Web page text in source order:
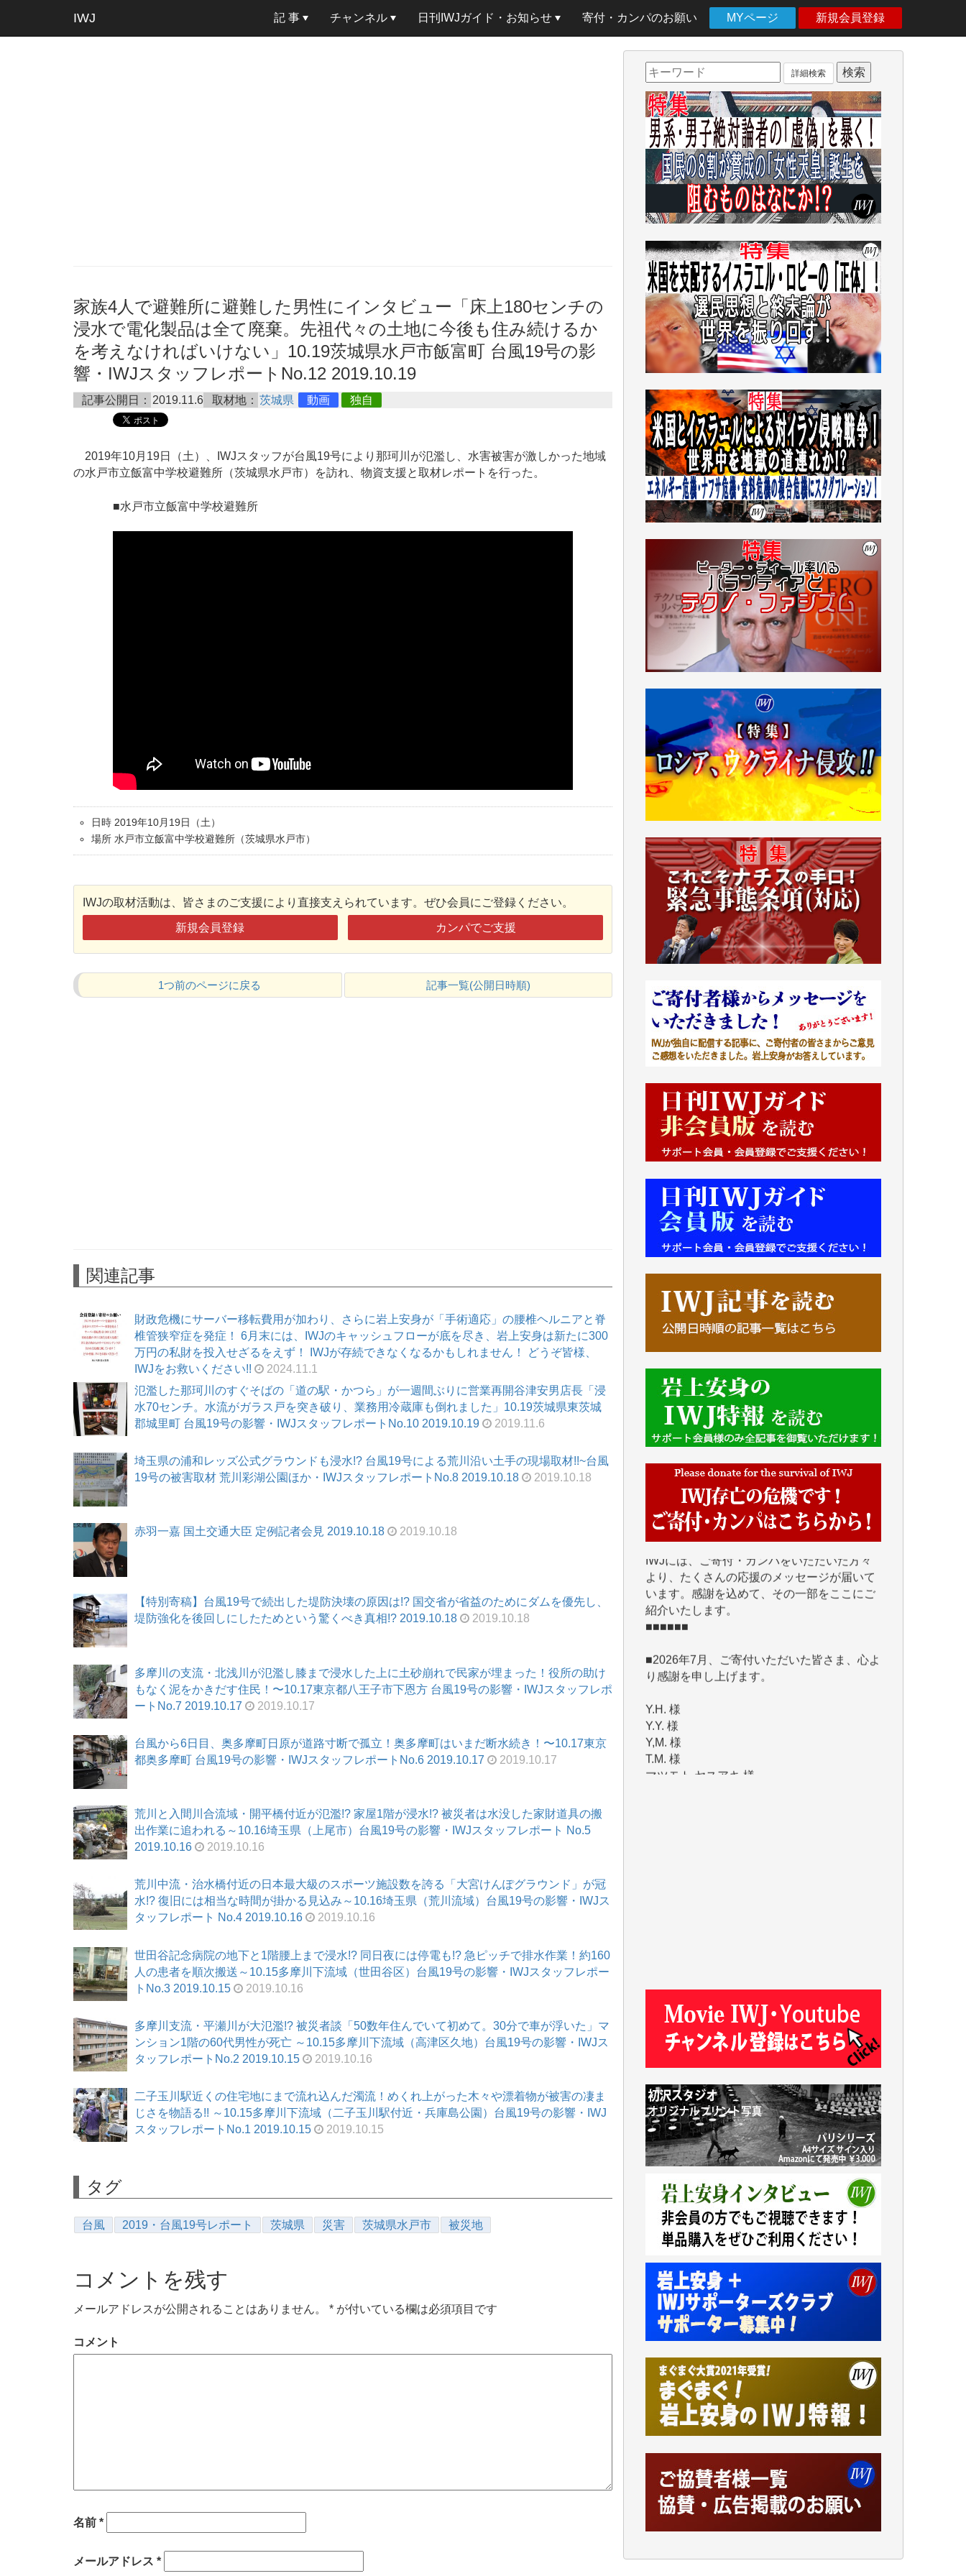
IWJ 記 事 チャンネル 日刊IWJガイド・お知らせ 寄付・カンパのお願い MYページ 新規会員登録
家族4人で避難所に避難した男性にインタビュー「床上180センチの
浸水で電化製品は全て廃棄。先祖代々の土地に今後も住み続けるか
を考えなければいけない」10.19茨城県水戸市飯富町 台風19号の影
響・IWJスタッフレポートNo.12 2019.10.19
記事公開日： 2019.11.6 取材地： 茨城県 動画 独自
2019年10月19日（土）、IWJスタッフが台風19号により那珂川が氾濫し、水害被害が激しかった地域
の水戸市立飯富中学校避難所（茨城県水戸市）を訪れ、物資支援と取材レポートを行った。
■水戸市立飯富中学校避難所
日時 2019年10月19日（土）
場所 水戸市立飯富中学校避難所（茨城県水戸市）
IWJの取材活動は、皆さまのご支援により直接支えられています。ぜひ会員にご登録ください。
新規会員登録 カンパでご支援
1つ前のページに戻る 記事一覧(公開日時順)
関連記事
財政危機にサーバー移転費用が加わり、さらに岩上安身が「手術適応」の腰椎ヘルニアと脊
椎管狭窄症を発症！ 6月末には、IWJのキャッシュフローが底を尽き、岩上安身は新たに300
万円の私財を投入せざるをえず！ IWJが存続できなくなるかもしれません！ どうぞ皆様、
IWJをお救いください!!
2024.11.1
氾濫した那珂川のすぐそばの「道の駅・かつら」が一週間ぶりに営業再開谷津安男店長「浸
水70センチ。水流がガラス戸を突き破り、業務用冷蔵庫も倒れました」10.19茨城県東茨城
郡城里町 台風19号の影響・IWJスタッフレポートNo.10 2019.10.19
2019.11.6
埼玉県の浦和レッズ公式グラウンドも浸水!? 台風19号による荒川沿い土手の現場取材!!~台風
19号の被害取材 荒川彩湖公園ほか・IWJスタッフレポートNo.8 2019.10.18
2019.10.18
赤羽一嘉 国土交通大臣 定例記者会見 2019.10.18 2019.10.18
【特別寄稿】台風19号で続出した堤防決壊の原因は!? 国交省が省益のためにダムを優先し、
堤防強化を後回しにしたためという驚くべき真相!? 2019.10.18
2019.10.18
多摩川の支流・北浅川が氾濫し膝まで浸水した上に土砂崩れで民家が埋まった！役所の助け
もなく泥をかきだす住民！〜10.17東京都八王子市下恩方 台風19号の影響・IWJスタッフレポ
ートNo.7 2019.10.17
2019.10.17
台風から6日目、奥多摩町日原が道路寸断で孤立！奥多摩町はいまだ断水続き！〜10.17東京
都奥多摩町 台風19号の影響・IWJスタッフレポートNo.6 2019.10.17
2019.10.17
荒川と入間川合流域・開平橋付近が氾濫!? 家屋1階が浸水!? 被災者は水没した家財道具の搬
出作業に追われる～10.16埼玉県（上尾市）台風19号の影響・IWJスタッフレポート No.5
2019.10.16
2019.10.16
荒川中流・治水橋付近の日本最大級のスポーツ施設数を誇る「大宮けんぽグラウンド」が冠
水!? 復旧には相当な時間が掛かる見込み～10.16埼玉県（荒川流域）台風19号の影響・IWJス
タッフレポート No.4 2019.10.16
2019.10.16
世田谷記念病院の地下と1階腰上まで浸水!? 同日夜には停電も!? 急ピッチで排水作業！約160
人の患者を順次搬送～10.15多摩川下流域（世田谷区）台風19号の影響・IWJスタッフレポー
トNo.3 2019.10.15
2019.10.16
多摩川支流・平瀬川が大氾濫!? 被災者談「50数年住んでいて初めて。30分で車が浮いた」マ
ンション1階の60代男性が死亡 ～10.15多摩川下流域（高津区久地）台風19号の影響・IWJス
タッフレポートNo.2 2019.10.15
2019.10.16
二子玉川駅近くの住宅地にまで流れ込んだ濁流！めくれ上がった木々や漂着物が被害の凄ま
じさを物語る!! ～10.15多摩川下流域（二子玉川駅付近・兵庫島公園）台風19号の影響・IWJ
スタッフレポートNo.1 2019.10.15
2019.10.15
タグ
台風 2019・台風19号レポート 茨城県 災害 茨城県水戸市 被災地
コメントを残す
メールアドレスが公開されることはありません。 * が付いている欄は必須項目です
コメント
名前 *
メールアドレス *
詳細検索
■■■■■■
IWJには、ご寄付・カンパをいただいた方々
より、たくさんの応援のメッセージが届いて
います。感謝を込めて、その一部をここにご
紹介いたします。
■■■■■■
■2026年7月、ご寄付いただいた皆さま、心よ
Y.H. 様
Y,M. 様
T.M. 様
マツモト ヤスアキ 様
マシオン 恵美香 様
岩井 祐子 様
T.K. 様
ASAKO TAKAESU 様
マシオン恵美香 様
平野智生 様
徳山匡 様
金 盛起 様
塩川 晃平 様
松本益美 様
井出 隆太 様
岩井祐子 様
藤田英之 様
藤岡比左志 様
井出 隆太 様
アオキカナメ 様
諸般の事情によりIWJ会費払えず今は非会員
です。市民側に立つ講演会にIWJのカメラマ
ンをよく拝見しております。コンテンツが失
お役立てください。（H.O.様）
今日、僅かですがカンパしました。（T.M.
様）
今日、僅かですがカンパしました。IWJの危
機を乗り切るには到底及ばない額ですが病気
の妻を抱えている私にとっては精一杯のカン
パです。
かねてよりIWJが発してきた膨大な取材記事